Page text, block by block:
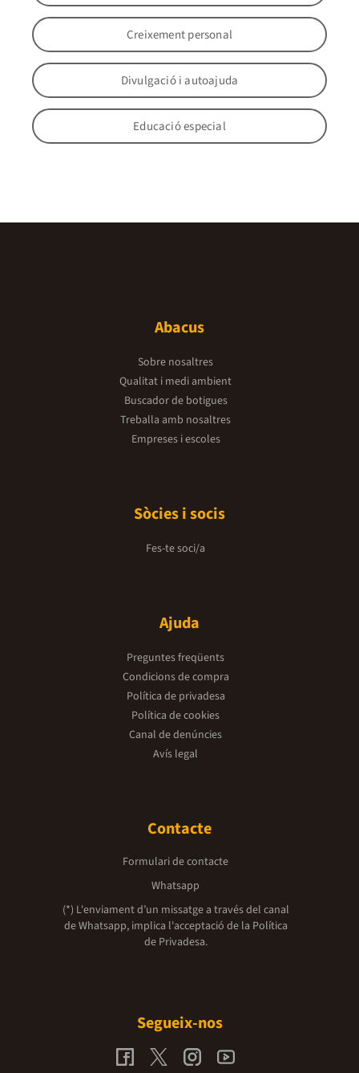
Creixement personal
Divulgació i autoajuda
Educació especial
Abacus
Sobre nosaltres
Qualitat i medi ambient
Buscador de botigues
Treballa amb nosaltres
Empreses i escoles
Sòcies i socis
Fes-te soci/a
Ajuda
Preguntes freqüents
Condicions de compra
Política de privadesa
Política de cookies
Canal de denúncies
Avís legal
Contacte
Formulari de contacte
Whatsapp
(*) L'enviament d’un missatge a través del canal
de Whatsapp, implica l'acceptació de la Política
de Privadesa.
Segueix-nos